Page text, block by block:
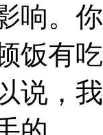
响。
饭有
说，